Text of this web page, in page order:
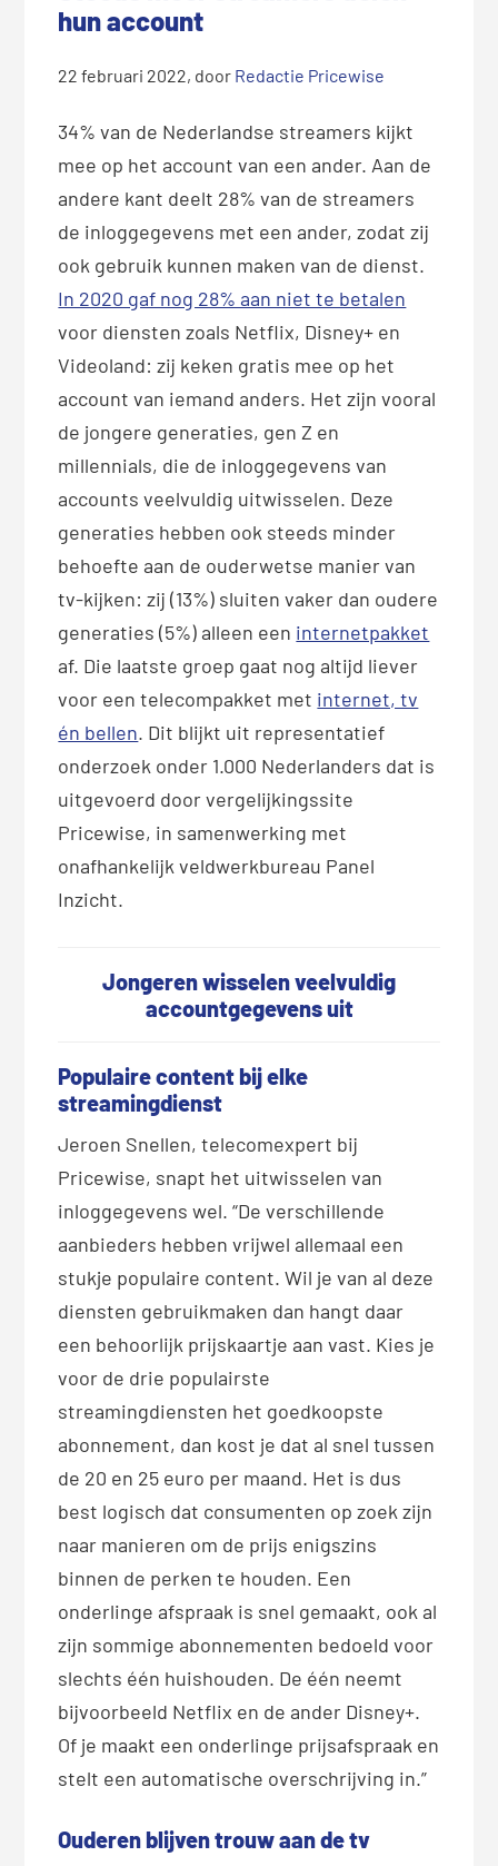
hun account
22 februari 2022, door Redactie Pricewise
34% van de Nederlandse streamers kijkt
mee op het account van een ander. Aan de
andere kant deelt 28% van de streamers
de inloggegevens met een ander, zodat zij
ook gebruik kunnen maken van de dienst.
In 2020 gaf nog 28% aan niet te betalen
voor diensten zoals Netflix, Disney+ en
Videoland: zij keken gratis mee op het
account van iemand anders. Het zijn vooral
de jongere generaties, gen Z en
millennials, die de inloggegevens van
accounts veelvuldig uitwisselen. Deze
generaties hebben ook steeds minder
behoefte aan de ouderwetse manier van
tv-kijken: zij (13%) sluiten vaker dan oudere
generaties (5%) alleen een internetpakket
af. Die laatste groep gaat nog altijd liever
voor een telecompakket met internet, tv
én bellen. Dit blijkt uit representatief
onderzoek onder 1.000 Nederlanders dat is
uitgevoerd doorvergelijkingssite
Pricewise, in samenwerking met
onafhankelijk veldwerkbureau Panel
Inzicht.
Jongeren wisselen veelvuldig
accountgegevens uit
Populaire content bij elke
streamingdienst
Jeroen Snellen, telecomexpert bij
Pricewise, snapt het uitwisselen van
inloggegevens wel. “De verschillende
aanbieders hebben vrijwel allemaal een
stukje populaire content. Wil je van al deze
diensten gebruikmaken dan hangt daar
een behoorlijk prijskaartje aan vast. Kies je
voor de drie populairste
streamingdiensten het goedkoopste
abonnement, dan kost je dat al snel tussen
de 20 en 25 euro per maand. Het is dus
best logisch dat consumenten op zoek zijn
naar manieren om de prijs enigszins
binnen de perken te houden. Een
onderlinge afspraak is snel gemaakt, ook al
zijn sommige abonnementen bedoeld voor
slechts één huishouden. De één neemt
bijvoorbeeld Netflix en de ander Disney+.
Of je maakt een onderlinge prijsafspraak en
stelt een automatische overschrijving in.”
Ouderen blijven trouw aan de tv